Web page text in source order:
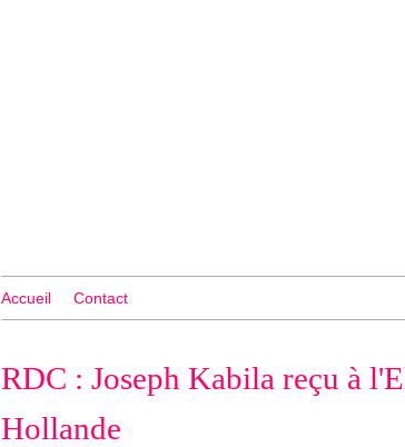
Accueil Contact
RDC : Joseph Kabila reçu à
Hollande